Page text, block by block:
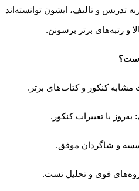
تدریس و تالیف، ایشون توانسته‌اند
و رتبه‌های برتر برسونن.
کنکور و کتاب‌های برتر.
به‌روز با تغییرات کنکور.
و شاگردان موفق.
قوی و تحلیل تست.